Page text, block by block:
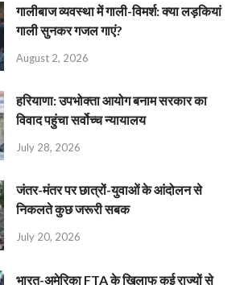
गालीबाज व्‍यवस्‍था में गाली-विमर्श: क्या लड़कियां
गाली सुनकर गजल गाएं?
August 2, 2026
हरियाणा: उपभोक्ता आयोग बनाम सरकार का
विवाद पहुंचा सर्वोच्च न्यायालय
July 28, 2026
जंतर-मंतर पर छात्रों-युवाओं के आंदोलन से
निकलते कुछ जरूरी सबक
July 20, 2026
भारत-अमेरिका FTA के खिलाफ कई राज्यों से